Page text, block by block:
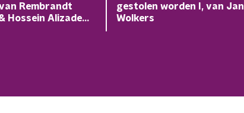
Rembrandt
Hossein Alizadeh,
gestolen worden I, van Jan
Wolkers